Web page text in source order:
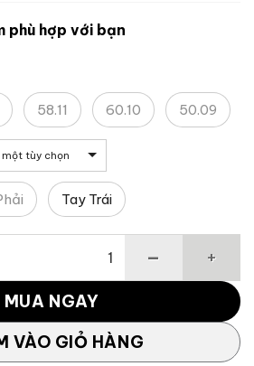
phù hợp với bạn
58.11 60.10 50.09
một tùy chọn
Tay Trái
MG3 TAYLORMADE số lượng
VÀO GIỎ HÀNG
MUA NGAY